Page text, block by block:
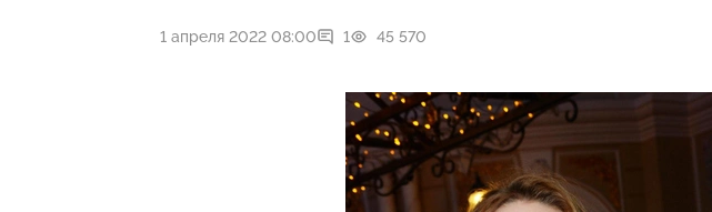
1 апреля 2022 08:00 1 45 570